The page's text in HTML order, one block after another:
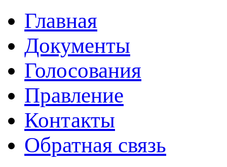
Главная
Документы
Голосования
Правление
Контакты
Обратная связь